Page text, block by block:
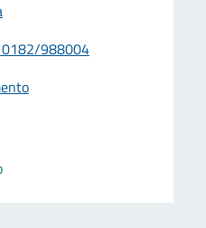
0182/988004